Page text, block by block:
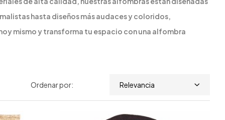
hasta diseños más audaces y coloridos,
mismo y transforma tu espacio con una alfombra
Ordenar por: Relevancia